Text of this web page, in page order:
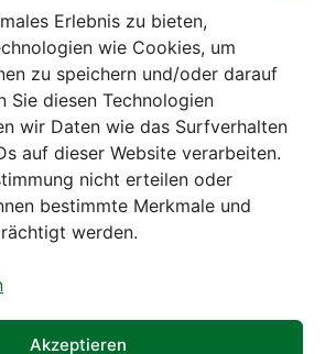
Erlebnis zu bieten,
wie Cookies, um
zu speichern und/oder darauf
Sie diesen Technologien
wir Daten wie das Surfverhalten
auf dieser Website verarbeiten.
nicht erteilen oder
bestimmte Merkmale und
werden.
Akzeptieren
handelt es sich um
Experte aus Österreich für Waagen,
Sprühnebel-Zerstäubungstechnik
der A. Rauch GmbH richten sich
Institutionen, Kommunen usw. aus